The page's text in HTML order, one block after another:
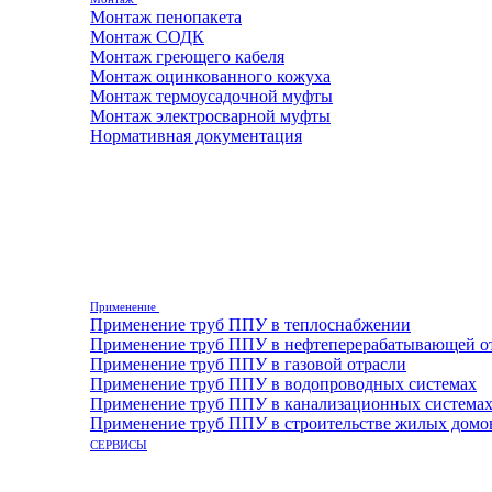
Монтаж пенопакета
Монтаж СОДК
Монтаж греющего кабеля
Монтаж оцинкованного кожуха
Монтаж термоусадочной муфты
Монтаж электросварной муфты
Нормативная документация
Применение
Применение труб ППУ в теплоснабжении
Применение труб ППУ в нефтеперерабатывающей
Применение труб ППУ в газовой отрасли
Применение труб ППУ в водопроводных системах
Применение труб ППУ в канализационных системах
Применение труб ППУ в строительстве жилых
СЕРВИСЫ